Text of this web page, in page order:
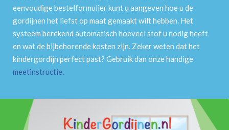
eenvoudige bestelformulier kunt u aangeven hoe u de
gordijnen het liefst op maat gemaakt wilt hebben. Het
systeem berekend automatisch hoeveel stof u nodig heeft
en wat de bijbehorende kosten zijn. Zeker weten dat het
kindergordijn perfect past? Gebruik dan onze handige
meetinstructie.